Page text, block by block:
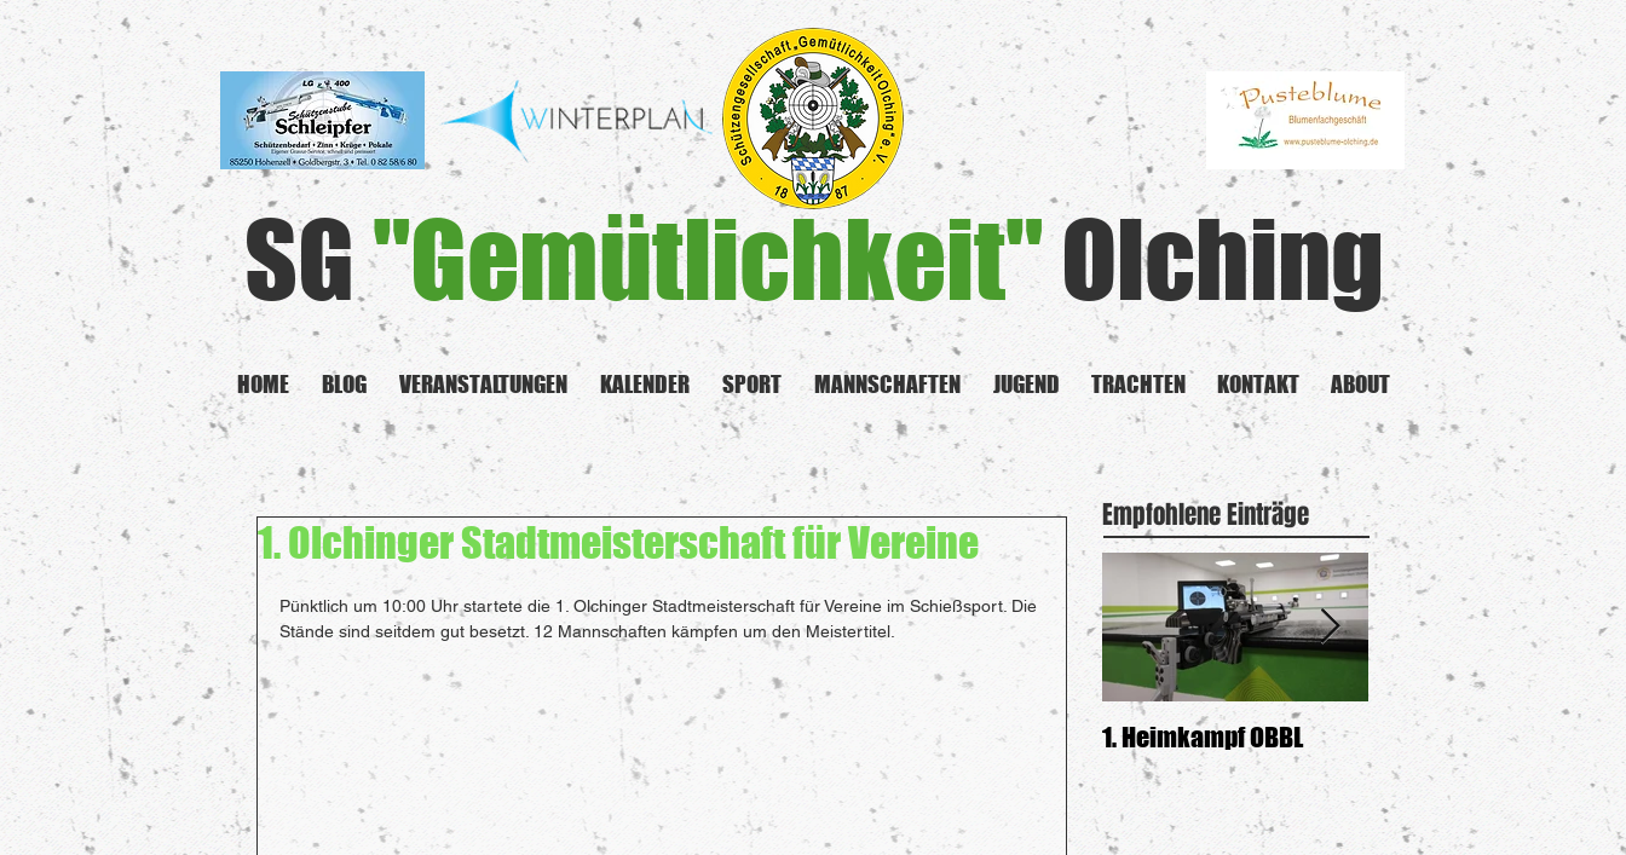
SG"Gemütlichkeit"Olching
HOME BLOG VERANSTALTUNGEN KALENDER SPORT MANNSCHAFTEN JUGEND TRACHTEN KONTAKT ABOUT
1. Olchinger Stadtmeisterschaft für Vereine
Pünktlich um 10:00 Uhr startete die 1. Olchinger Stadtmeisterschaft für Vereine im Schießsport. Die
Stände sind seitdem gut besetzt. 12 Mannschaften kämpfen um den Meistertitel.
Empfohlene Einträge
1. Heimkampf OBBL Siegerehrung GDW